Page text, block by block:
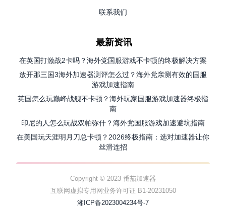
联系我们
最新资讯
在英国打激战2卡吗？海外党国服游戏不卡顿的终极解决方案
放开那三国3海外加速器测评怎么过？海外党亲测有效的国服
游戏加速指南
英国怎么玩巅峰战舰不卡顿？海外玩家国服游戏加速器终极指
南
印尼的人怎么玩战双帕弥什？海外党国服游戏加速避坑指南
在美国玩天涯明月刀总卡顿？2026终极指南：选对加速器让你
丝滑连招
Copyright © 2023 番茄加速器
互联网虚拟专用网业务许可证 B1-20231050
湘ICP备2023004234号-7